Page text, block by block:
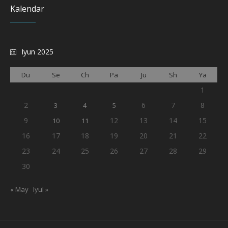
Kalendar
Iyun 2025
Du Se Ch Pa Ju Sh Ya
1
2
3 4 5 6 7
8
9
10 11 12 13 14
15
16
17 18 19 20 21
22
23
24 25 26 27 28
29
30
« May Iyul »